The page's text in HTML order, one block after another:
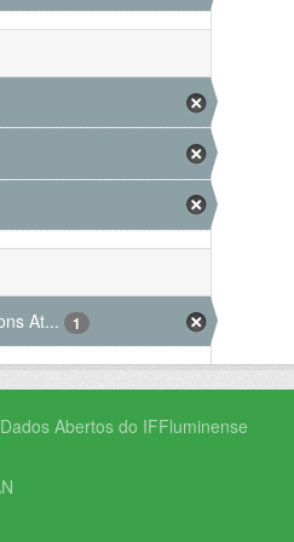
At...
1
Abertos do IFFluminense